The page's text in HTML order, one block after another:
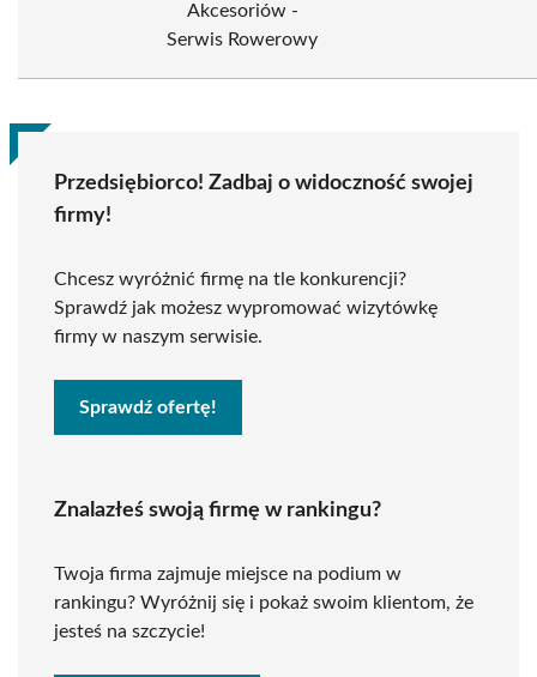
Akcesoriów -
Serwis Rowerowy
Przedsiębiorco! Zadbaj o widoczność swojej
firmy!
Chcesz wyróżnić firmę na tle konkurencji?
Sprawdź jak możesz wypromować wizytówkę
firmy w naszym serwisie.
Sprawdź ofertę!
Znalazłeś swoją firmę w rankingu?
Twoja firma zajmuje miejsce na podium w
rankingu? Wyróżnij się i pokaż swoim klientom, że
jesteś na szczycie!